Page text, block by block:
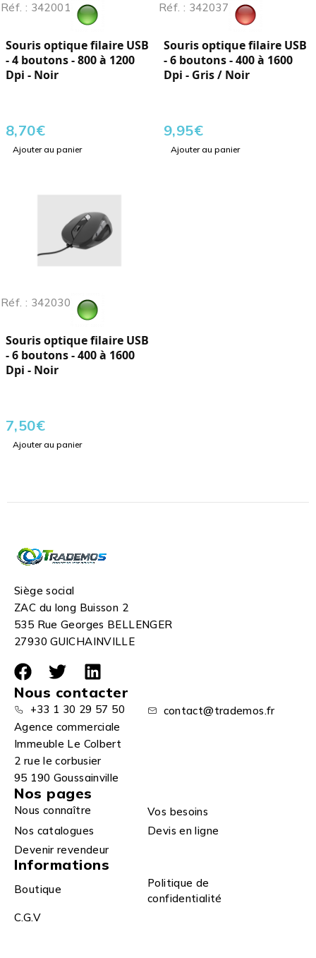
Réf. : 342001
Souris optique filaire USB
- 4 boutons - 800 à 1200
Dpi - Noir
8,70€
Ajouter au panier
Réf. : 342037
Souris optique filaire USB
- 6 boutons - 400 à 1600
Dpi - Gris / Noir
9,95€
Ajouter au panier
Réf. : 342030
Souris optique filaire USB
- 6 boutons - 400 à 1600
Dpi - Noir
7,50€
Ajouter au panier
Siège social
ZAC du long Buisson 2
535 Rue Georges BELLENGER
27930 GUICHAINVILLE
Nous contacter
+33 1 30 29 57 50
contact@trademos.fr
Agence commerciale
Immeuble Le Colbert
2 rue le corbusier
95 190 Goussainville
Nos pages
Nous connaître
Vos besoins
Nos catalogues
Devis en ligne
Devenir revendeur
Informations
Boutique
Politique de
confidentialité
C.G.V